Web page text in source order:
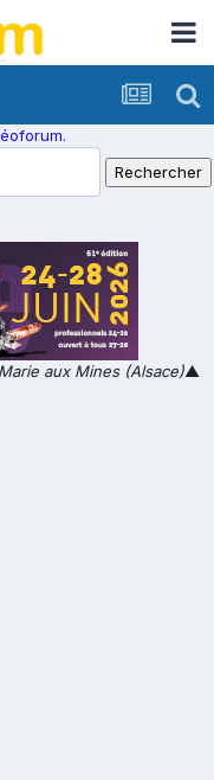
aux Mines (Alsace)▲